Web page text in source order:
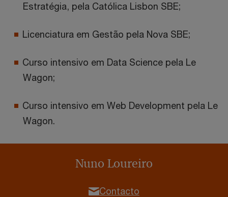
Estratégia, pela Católica Lisbon SBE;
Licenciatura em Gestão pela Nova SBE;
Curso intensivo em Data Science pela Le
Wagon;
Curso intensivo em Web Development pela Le
Wagon.
Nuno Loureiro
Contacto